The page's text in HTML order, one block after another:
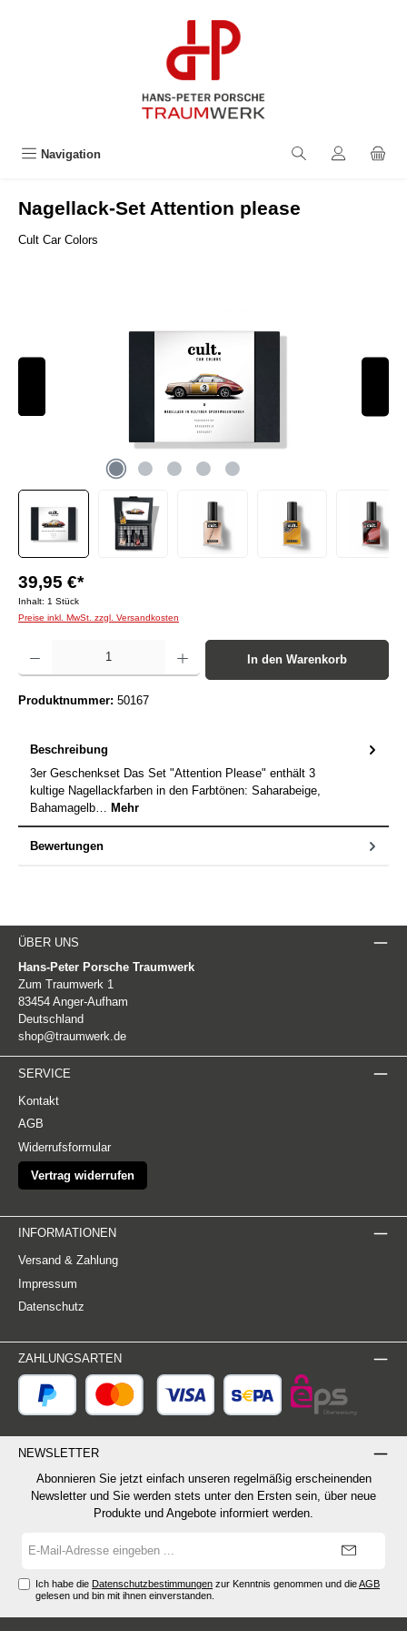
Navigation
Nagellack-Set Attention please
Cult Car Colors
39,95 €*
Inhalt: 1 Stück
Preise inkl. MwSt. zzgl. Versandkosten
Produkt Anzahl: Gib den gewünschten Wert ein oder benutze die Schaltflächen um die
In den Warenkorb
Produktnummer: 50167
Beschreibung
3er Geschenkset Das Set "Attention Please" enthält 3
kultige Nagellackfarben in den Farbtönen: Saharabeige,
Bahamagelb…
Mehr
Bewertungen
ÜBER UNS
Hans-Peter Porsche Traumwerk
Zum Traumwerk 1
83454 Anger-Aufham
Deutschland
shop@traumwerk.de
SERVICE
Kontakt
AGB
Widerrufsformular
Vertrag widerrufen
INFORMATIONEN
Versand & Zahlung
Impressum
Datenschutz
ZAHLUNGSARTEN
NEWSLETTER
Abonnieren Sie jetzt einfach unseren regelmäßig erscheinenden
Newsletter und Sie werden stets unter den Ersten sein, über neue
Produkte und Angebote informiert werden.
Mail-
Ich habe die Datenschutzbestimmungen zur Kenntnis genommen und dieAGB
gelesen und bin mit ihnen einverstanden.